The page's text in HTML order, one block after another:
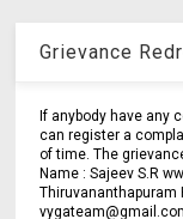
Grievance
If anybody have any
can register a
of time. The
Name : Sajeev S.R
Thiruvananthapuram